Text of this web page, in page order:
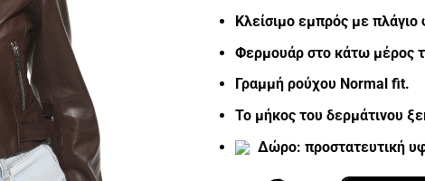
Κλείσιμο εμπρός με
Φερμουάρ στο κάτω μέρος
Γραμμή ρούχου Normal fit.
Το μήκος του δερμάτινου
Δώρο: προστατευτική